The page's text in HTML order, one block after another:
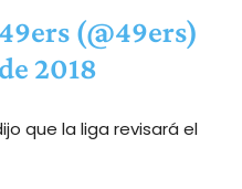
(@49ers)
2018
que la liga revisará el